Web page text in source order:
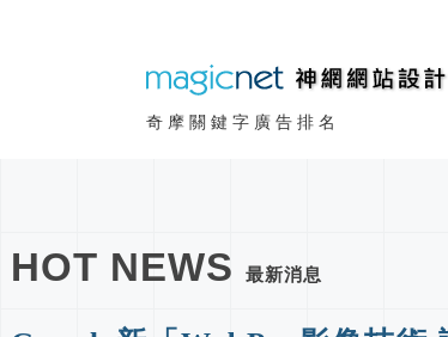
奇摩關鍵字廣告排名
HOT NEWS 最新消息